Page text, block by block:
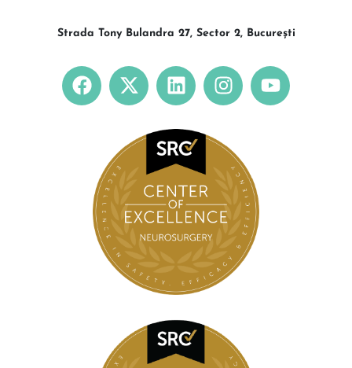
Strada Tony Bulandra 27, Sector 2, București